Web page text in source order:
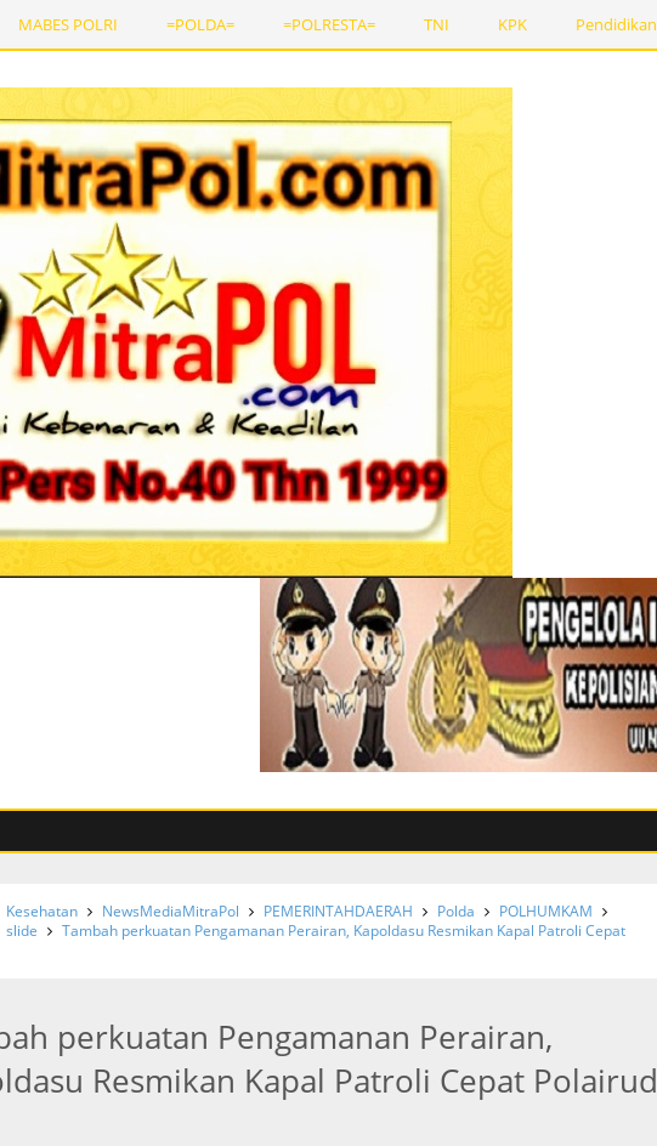
MABES POLRI =POLDA= =POLRESTA= TNI KPK Pendidikan
Kesehatan NewsMediaMitraPol PEMERINTAHDAERAH Polda
POLHUMKAM
slide
Tambah perkuatan Pengamanan Perairan, Kapoldasu Resmikan Kapal Patroli Cepat
perkuatan Pengamanan Perairan,
Resmikan Kapal Patroli Cepat Polairud